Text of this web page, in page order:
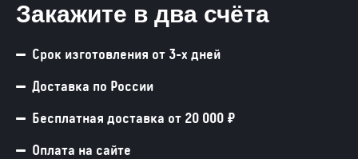
Закажите в два счёта
Срок изготовления от 3-х дней
Доставка по России
Бесплатная доставка от 20 000 ₽
Оплата на сайте